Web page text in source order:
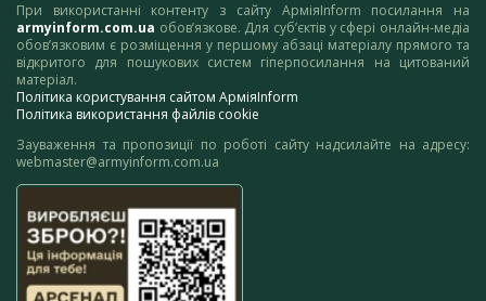
При використанні контенту з сайту АрміяInform посилання на
armyinform.com.ua обов’язкове. Для суб’єктів у сфері онлайн-медіа
обов’язковим є розміщення у першому абзаці матеріалу прямого та
відкритого для пошукових систем гіперпосилання на цитований
матеріал.
Політика користування сайтом АрміяInform
Політика використання файлів cookie
Зауваження та пропозиції по роботі сайту надсилайте на адресу:
webmaster@armyinform.com.ua